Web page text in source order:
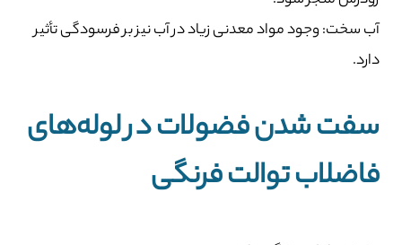
آب سخت: وجود مواد معدنی زیاد در آب نیز بر فرسودگی تأثیر
دارد.
سفت شدن فضولات در لوله‌های
فاضلاب توالت فرنگی